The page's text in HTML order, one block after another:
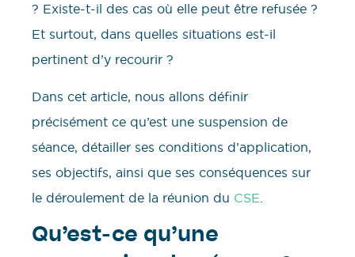
? Existe-t-il des cas où elle peut être refusée ?
Et surtout, dans quelles situations est-il
pertinent d’y recourir ?
Dans cet article, nous allons définir
précisément ce qu’est une suspension de
séance, détailler ses conditions d’application,
ses objectifs, ainsi que ses conséquences sur
le déroulement de la réunion du CSE
Qu’est-ce qu’une